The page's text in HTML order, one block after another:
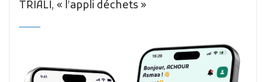
TRIALI, « l’appli déchets »